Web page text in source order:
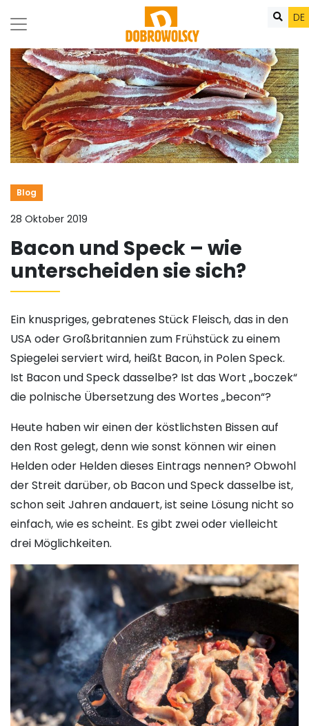
DE
Blog
28 Oktober 2019
Bacon und Speck – wie
unterscheiden sie sich?
Ein knuspriges, gebratenes Stück Fleisch, das in den
USA oder Großbritannien zum Frühstück zu einem
Spiegelei serviert wird, heißt Bacon, in Polen Speck.
Ist Bacon und Speck dasselbe? Ist das Wort „boczek“
die polnische Übersetzung des Wortes „becon“?
Heute haben wir einen der köstlichsten Bissen auf
den Rost gelegt, denn wie sonst können wir einen
Helden oder Helden dieses Eintrags nennen? Obwohl
der Streit darüber, ob Bacon und Speck dasselbe ist,
schon seit Jahren andauert, ist seine Lösung nicht so
einfach, wie es scheint. Es gibt zwei oder vielleicht
drei Möglichkeiten.